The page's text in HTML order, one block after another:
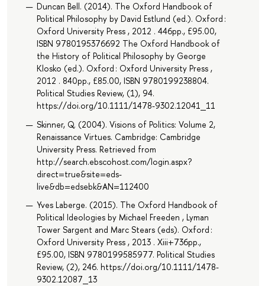
Duncan Bell. (2014). The Oxford Handbook of
Political Philosophy by David Estlund (ed.). Oxford :
Oxford University Press , 2012 . 446pp., £95.00,
ISBN 9780195376692 The Oxford Handbook of
the History of Political Philosophy by George
Klosko (ed.). Oxford : Oxford University Press ,
2012 . 840pp., £85.00, ISBN 9780199238804.
Political Studies Review, (1), 94.
https://doi.org/10.1111/1478-9302.12041_11
Skinner, Q. (2004). Visions of Politics: Volume 2,
Renaissance Virtues. Cambridge: Cambridge
University Press. Retrieved from
http://search.ebscohost.com/login.aspx?
direct=true&site=eds-
live&db=edsebk&AN=112400
Yves Laberge. (2015). The Oxford Handbook of
Political Ideologies by Michael Freeden , Lyman
Tower Sargent and Marc Stears (eds). Oxford :
Oxford University Press , 2013 . Xiii+736pp.,
£95.00, ISBN 9780199585977. Political Studies
Review, (2), 246. https://doi.org/10.1111/1478-
9302.12087_13